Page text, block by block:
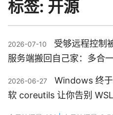
标签: 开源
2026-07-10
受够远程控制
服务端搬回自己家：多合
2026-06-27
Windows 终
软 coreutils 让你告别